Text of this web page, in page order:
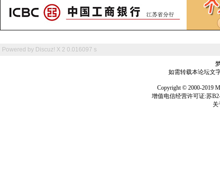
Powered by Discuz! X 2 0.016097 s
如需转载本论坛文
Copyright © 2000-2019
增值电信经营许可证:苏
关